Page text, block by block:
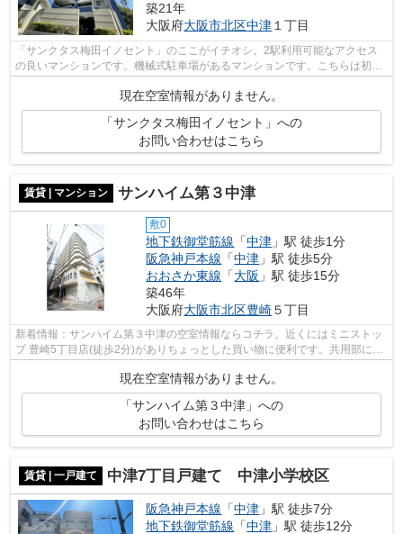
築21年
大阪府大阪市北区中津１丁目
「サンクタス梅田イノセント」のここがイチオシ。2駅利用可能なアクセス
の良いマンションです。機械式駐車場があるマンションです。こちらは初期
現在空室情報がありません。
「サンクタス梅田イノセント」への
お問い合わせはこちら
賃貸 | マンション サンハイム第３中津
敷0
地下鉄御堂筋線 「中津 」駅 徒歩1分
阪急神戸本線 「中津 」駅 徒歩5分
おおさか東線 「大阪 」駅 徒歩15分
築46年
大阪府大阪市北区豊崎５丁目
新着情報：サンハイム第３中津の空室情報ならコチラ。近くにはミニストッ
プ 豊崎5丁目店(徒歩2分)がありちょっとした買い物に便利です。共用部には
エレベータ・敷地内ごみ置き場などが...
現在空室情報がありません。
「サンハイム第３中津」への
お問い合わせはこちら
賃貸 | 一戸建て 中津7丁目戸建て 中津小学校区
阪急神戸本線 「中津 」駅 徒歩7分
地下鉄御堂筋線 「中津 」駅 徒歩12分